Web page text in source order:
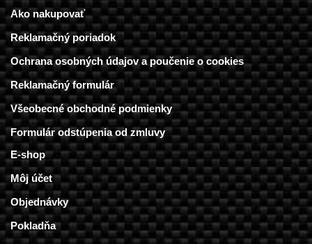
Ako nakupovať
Reklamačný poriadok
Ochrana osobných údajov a poučenie o cookies
Reklamačný formulár
Všeobecné obchodné podmienky
Formulár odstúpenia od zmluvy
E-shop
Môj účet
Objednávky
Pokladňa